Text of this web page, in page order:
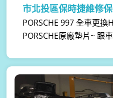
市北投區保時捷維修
PORSCHE 997 全車更
PORSCHE原廠墊片~ 跟